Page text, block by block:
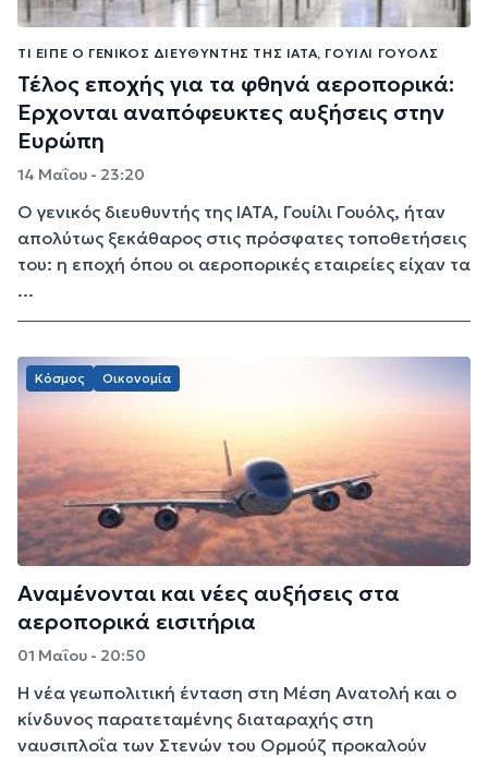
ΤΙ ΕΊΠΕ Ο ΓΕΝΙΚΌΣ ΔΙΕΥΘΥΝΤΉΣ ΤΗΣ IATA, ΓΟΥΊΛΙ ΓΟΥΌΛΣ
Τέλος εποχής για τα φθηνά αεροπορικά:
Έρχονται αναπόφευκτες αυξήσεις στην
Ευρώπη
14 Μαΐου - 23:20
Ο γενικός διευθυντής της IATA, Γουίλι Γουόλς, ήταν
απολύτως ξεκάθαρος στις πρόσφατες τοποθετήσεις
του: η εποχή όπου οι αεροπορικές εταιρείες είχαν τα
...
Κόσμος Οικονομία
Αναμένονται και νέες αυξήσεις στα
αεροπορικά εισιτήρια
01 Μαΐου - 20:50
Η νέα γεωπολιτική ένταση στη Μέση Ανατολή και ο
κίνδυνος παρατεταμένης διαταραχής στη
ναυσιπλοΐα των Στενών του Ορμούζ προκαλούν